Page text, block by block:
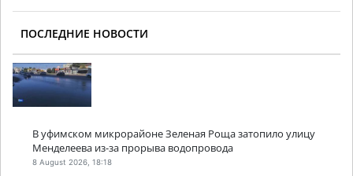
ПОСЛЕДНИЕ НОВОСТИ
В уфимском микрорайоне Зеленая Роща затопило улицу
Менделеева из-за прорыва водопровода
8 August 2026, 18:18